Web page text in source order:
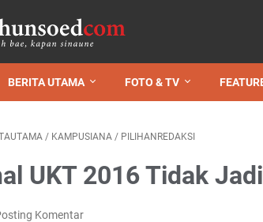
BERITA UTAMA FOTO & TV
/ KAMPUSIANA / PILIHANREDAKSI
UKT 2016 Tidak
Komentar